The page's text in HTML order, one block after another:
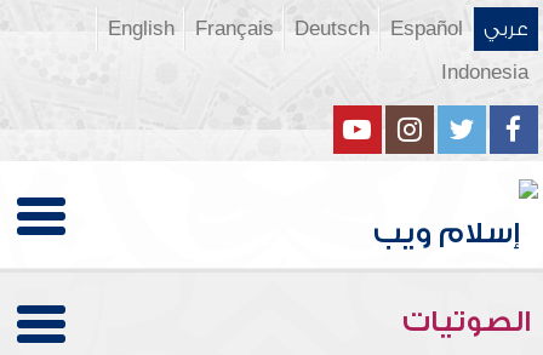
عربي Español
Deutsch
Français
English
Indonesia
الصوتيات